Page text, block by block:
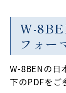
W-
フォー
W-8BENの日
下のPDFをご